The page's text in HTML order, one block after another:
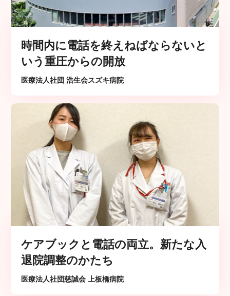
時間内に電話を終えねばならないと
いう重圧からの開放
医療法人社団 浩生会スズキ病院
ケアブックと電話の両立。新たな入
退院調整のかたち
医療法人社団慈誠会 上板橋病院